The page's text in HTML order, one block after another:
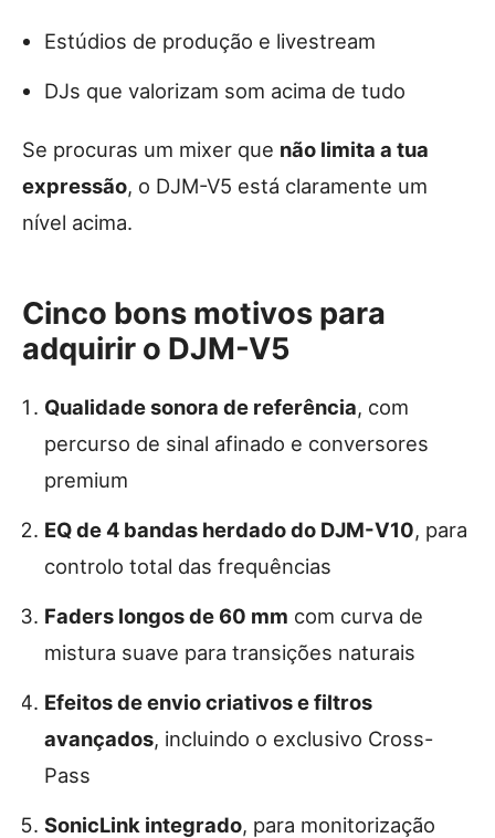
Estúdios de produção e livestream
DJs que valorizam som acima de tudo
Se procuras um mixer que não limita a tua
expressão, o DJM-V5 está claramente um
nível acima.
Cinco bons motivos para
adquirir o DJM-V5
Qualidade sonora de referência, com
percurso de sinal afinado e conversores
premium
EQ de 4 bandas herdado do DJM-V10, para
controlo total das frequências
Faders longos de 60 mm com curva de
mistura suave para transições naturais
Efeitos de envio criativos e filtros
avançados, incluindo o exclusivo Cross-
Pass
SonicLink integrado, para monitorização